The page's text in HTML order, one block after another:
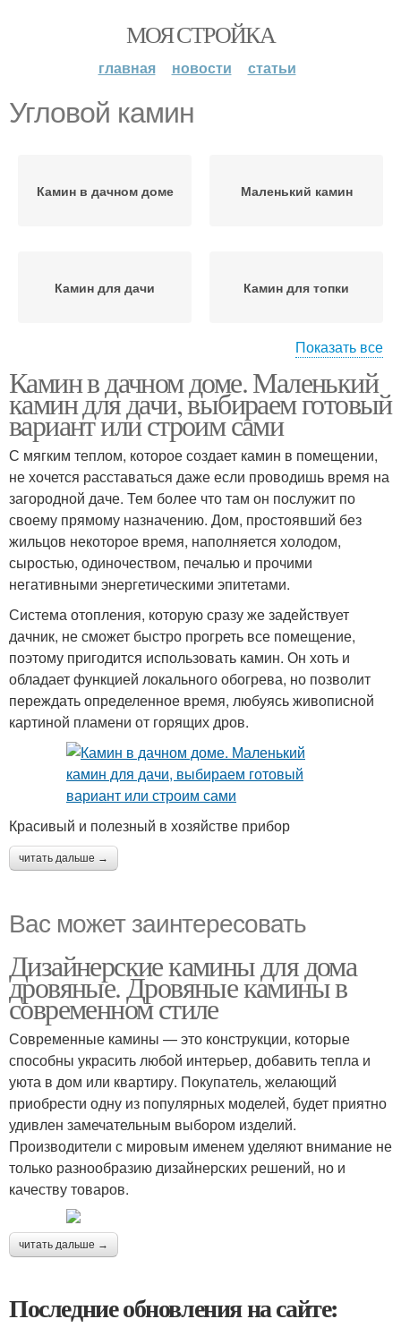
МОЯ СТРОЙКА
главная новости статьи
Угловой камин
Камин в дачном доме Маленький камин
Камин для дачи Камин для топки
Дровяной камин Камин для квартиры
Камины в краснодаре
Показать все
Камин в дачном доме. Маленький
камин для дачи, выбираем готовый
вариант или строим сами
С мягким теплом, которое создает камин в помещении,
не хочется расставаться даже если проводишь время на
загородной даче. Тем более что там он послужит по
своему прямому назначению. Дом, простоявший без
жильцов некоторое время, наполняется холодом,
сыростью, одиночеством, печалью и прочими
негативными энергетическими эпитетами.
Система отопления, которую сразу же задействует
дачник, не сможет быстро прогреть все помещение,
поэтому пригодится использовать камин. Он хоть и
обладает функцией локального обогрева, но позволит
переждать определенное время, любуясь живописной
картиной пламени от горящих дров.
Красивый и полезный в хозяйстве прибор
читать дальше →
Вас может заинтересовать
Дизайнерские камины для дома
дровяные. Дровяные камины в
современном стиле
Современные камины — это конструкции, которые
способны украсить любой интерьер, добавить тепла и
уюта в дом или квартиру. Покупатель, желающий
приобрести одну из популярных моделей, будет приятно
удивлен замечательным выбором изделий.
Производители с мировым именем уделяют внимание не
только разнообразию дизайнерских решений, но и
качеству товаров.
читать дальше →
Последние обновления на сайте: